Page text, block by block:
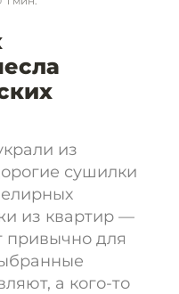
из
сушилки
из квартир —
привычно для
а кого-то